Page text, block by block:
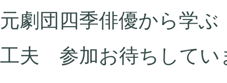
元劇団四季俳優から学
工夫 参加お待ちしてい